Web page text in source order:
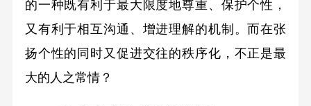
的一种既有利于最大限度地尊重、保护个性，
又有利于相互沟通、增进理解的机制。而在张
扬个性的同时又促进交往的秩序化，不正是最
大的人之常情？